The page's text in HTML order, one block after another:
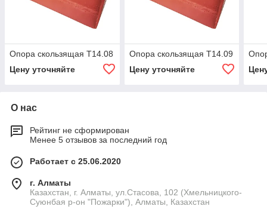
Опора скользящая Т14.08
Цену уточняйте
Опора скользящая Т14.09
Цену уточняйте
О нас
Рейтинг не сформирован
Менее 5 отзывов за последний год
Работает с 25.06.2020
г. Алматы
Казахстан, г. Алматы, ул.Стасова, 102 (Хмельницкого-
Суюнбая р-он "Пожарки"), Алматы, Казахстан